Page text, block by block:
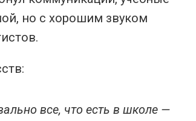
но с хорошим звуком
все, что есть в школе —